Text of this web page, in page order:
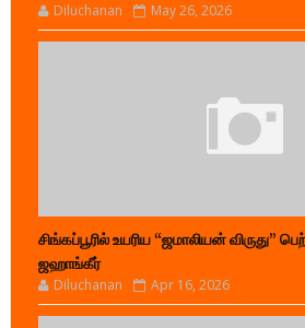
Diluchanan May 26, 2026
சிங்கப்பூரில் உயரிய “ஜமாலியன் விருது”
ஜஹாங்கீர்
Diluchanan Apr 16, 2026